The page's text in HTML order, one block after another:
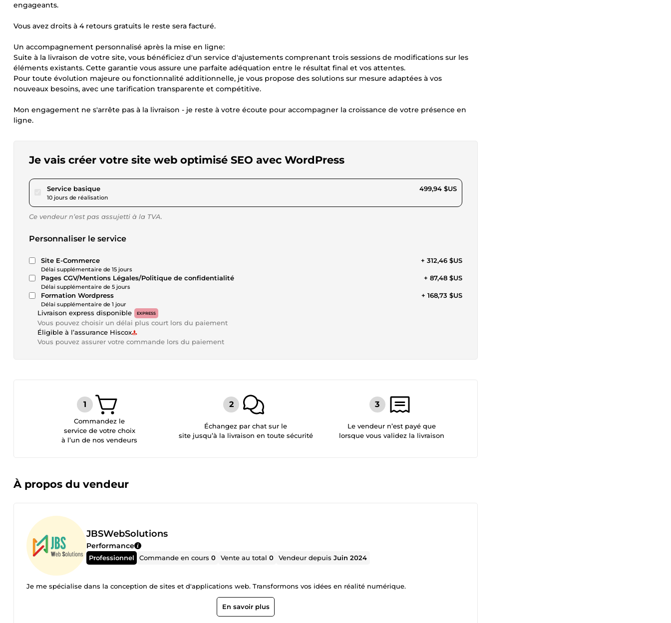
engageants.
Vous avez droits à 4 retours gratuits le reste sera facturé.
Un accompagnement personnalisé après la mise en ligne:
Suite à la livraison de votre site, vous bénéficiez d'un service d'ajustements comprenant trois sessions de modifications sur les
éléments existants. Cette garantie vous assure une parfaite adéquation entre le résultat final et vos attentes.
Pour toute évolution majeure ou fonctionnalité additionnelle, je vous propose des solutions sur mesure adaptées à vos
nouveaux besoins, avec une tarification transparente et compétitive.
Mon engagement ne s'arrête pas à la livraison - je reste à votre écoute pour accompagner la croissance de votre présence en
ligne.
Je vais créer votre site web optimisé SEO avec WordPress
Service basiquepour 460,77 $US
10 jours de réalisation
499,94 $US
Ce vendeur n’est pas assujetti à la TVA.
Personnaliser le service
Site E-Commerce
Délai supplémentaire de 15 jours
+ 312,46 $US
Pages CGV/Mentions Légales/Politique de confidentialité
Délai supplémentaire de 5 jours
+ 87,48 $US
Formation Wordpress
Délai supplémentaire de 1 jour
+ 168,73 $US
Livraison express disponible EXPRESS
Vous pouvez choisir un délai plus court lors du paiement
Éligible à l’assurance Hiscox
Vous pouvez assurer votre commande lors du paiement
Commandez le
service de votre choix
à l’un de nos vendeurs
Échangez par chat sur le
site jusqu’à la livraison en toute sécurité
Le vendeur n’est payé que
lorsque vous validez la livraison
À propos du vendeur
JBSWebSolutions
Performance
Professionnel Commande en cours0 Vente au total0 Vendeur depuisJuin 2024
Je me spécialise dans la conception de sites et d'applications web. Transformons vos idées en réalité numérique.
En savoir plus